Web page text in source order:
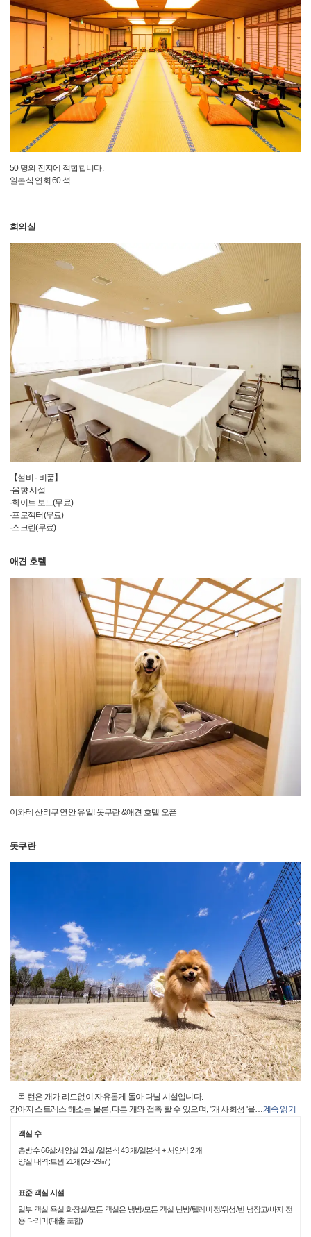
50 명의 진지에 적합합니다.
일본식 연회 60 석.
회의실
【설비 · 비품】
·음향 시설
·화이트 보드(무료)
·프로젝터(무료)
·스크린(무료)
애견 호텔
이와테 산리쿠 연안 유일! 돗쿠란 &애견 호텔 오픈
돗쿠란
독 런은 개가 리드없이 자유롭게 돌아 다닐 시설입니다.
강아지 스트레스 해소는 물론, 다른 개와 접촉 할 수 있으며, "개 사회성 '을…계속 읽기
객실 수
총방수 66실:서양실 21실 /일본식 43 개/일본식 + 서양식 2 개
양실 내역:트윈 21개(29~29㎡)
표준 객실 시설
일부 객실 욕실 화장실/모든 객실은 냉방/모든 객실 난방/텔레비전/위성/빈 냉장고/바지 전
용 다리미(대출 포함)